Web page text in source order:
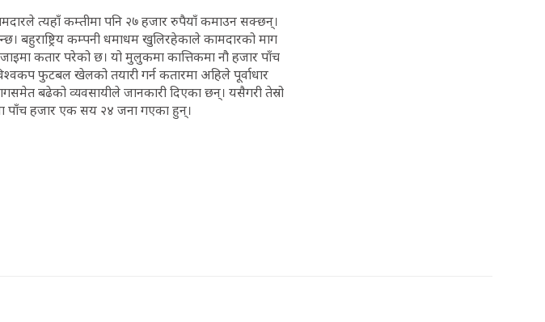
त्यहाँ कम्तीमा पनि २७ हजार रुपैयाँ कमाउन सक्छन्।
बहुराष्ट्रिय कम्पनी धमाधम खुलिरहेकाले कामदारको माग
कतार परेको छ। यो मुलुकमा कात्तिकमा नौ हजार पाँच
फुटबल खेलको तयारी गर्न कतारमा अहिले पूर्वाधार
बढेको व्यवसायीले जानकारी दिएका छन्। यसैगरी तेस्रो
पाँच हजार एक सय २४ जना गएका हुन्।